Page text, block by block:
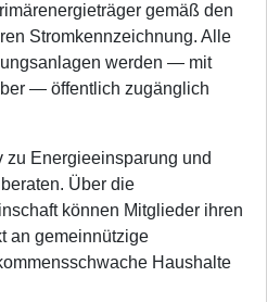
gemäß den
Stromkennzeichnung. Alle
werden — mit
— öffentlich zugänglich
zu Energieeinsparung und
Über die
können Mitglieder ihren
an gemeinnützige
Haushalte